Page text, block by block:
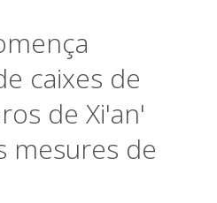
caixes de
de Xi'an'
mesures de